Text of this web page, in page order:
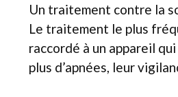
Un traitement contre la
Le traitement le plus
raccordé à un appareil
plus d’apnées, leur